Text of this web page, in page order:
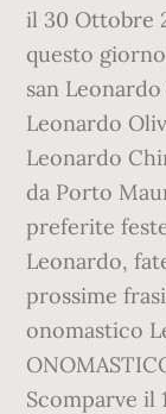
il 30 Ottobre
questo
san
Leonardo
Leonardo
da Porto
preferite
Leonardo,
prossime
onomastico
Scomparve il